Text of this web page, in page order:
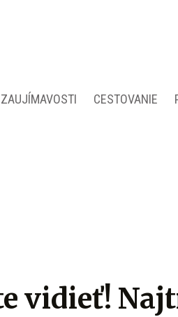
ZAUJÍMAVOSTI CESTOVANIE
vidieť!